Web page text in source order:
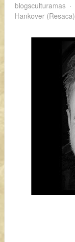
blogsculturamas
Hankover (Resaca)